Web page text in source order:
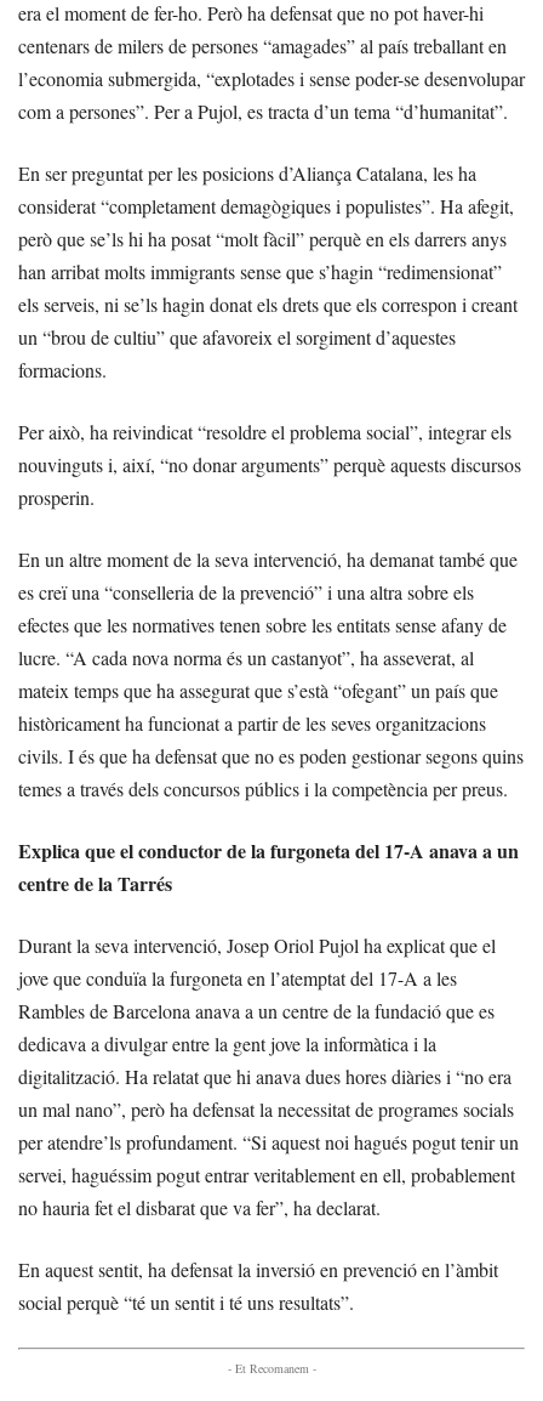
era el moment de fer-ho. Però ha defensat que no pot haver-hi
centenars de milers de persones “amagades” al país treballant en
l’economia submergida, “explotades i sense poder-se desenvolupar
com a persones”. Per a Pujol, es tracta d’un tema “d’humanitat”.
En ser preguntat per les posicions d’Aliança Catalana, les ha
considerat “completament demagògiques i populistes”. Ha afegit,
però que se’ls hi ha posat “molt fàcil” perquè en els darrers anys
han arribat molts immigrants sense que s’hagin “redimensionat”
els serveis, ni se’ls hagin donat els drets que els correspon i creant
un “brou de cultiu” que afavoreix el sorgiment d’aquestes
formacions.
Per això, ha reivindicat “resoldre el problema social”, integrar els
nouvinguts i, així, “no donar arguments” perquè aquests discursos
prosperin.
En un altre moment de la seva intervenció, ha demanat també que
es creï una “conselleria de la prevenció” i una altra sobre els
efectes que les normatives tenen sobre les entitats sense afany de
lucre. “A cada nova norma és un castanyot”, ha asseverat, al
mateix temps que ha assegurat que s’està “ofegant” un país que
històricament ha funcionat a partir de les seves organitzacions
civils. I és que ha defensat que no es poden gestionar segons quins
temes a través dels concursos públics i la competència per preus.
Explica que el conductor de la furgoneta del 17-A anava a un
centre de la Tarrés
Durant la seva intervenció, Josep Oriol Pujol ha explicat que el
jove que conduïa la furgoneta en l’atemptat del 17-A a les
Rambles de Barcelona anava a un centre de la fundació que es
dedicava a divulgar entre la gent jove la informàtica i la
digitalització. Ha relatat que hi anava dues hores diàries i “no era
un mal nano”, però ha defensat la necessitat de programes socials
per atendre’ls profundament. “Si aquest noi hagués pogut tenir un
servei, haguéssim pogut entrar veritablement en ell, probablement
no hauria fet el disbarat que va fer”, ha declarat.
En aquest sentit, ha defensat la inversió en prevenció en l’àmbit
social perquè “té un sentit i té uns resultats”.
- Et Recomanem -